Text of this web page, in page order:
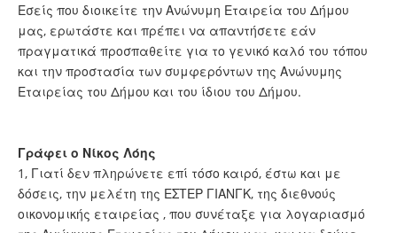
Εσείς που διοικείτε την Ανώνυμη Εταιρεία του Δήμου
μας, ερωτάστε και πρέπει να απαντήσετε εάν
πραγματικά προσπαθείτε για το γενικό καλό του τόπου
και την προστασία των συμφερόντων της Ανώνυμης
Εταιρείας του Δήμου και του ίδιου του Δήμου.
Γράφει ο Νίκος Λόης
1, Γιατί δεν πληρώνετε επί τόσο καιρό, έστω και με
δόσεις, την μελέτη της ΕΣΤΕΡ ΓΙΑΝΓΚ, της διεθνούς
οικονομικής εταιρείας , που συνέταξε για λογαριασμό